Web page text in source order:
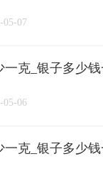
05-07
一克_银子多少
05-06
一克_银子多少